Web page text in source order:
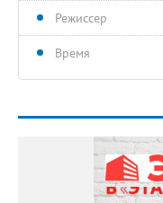
Режиссер
Время